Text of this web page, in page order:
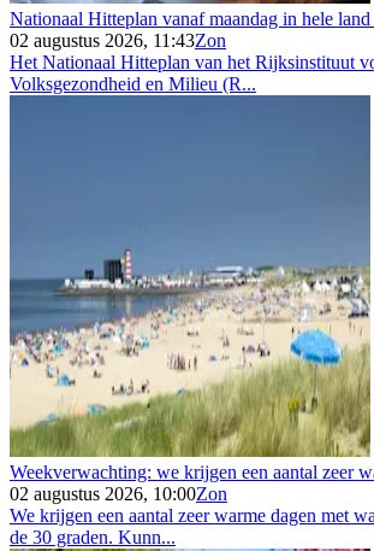
Nationaal Hitteplan vanaf maandag in hele
02 augustus 2026, 11:43Zon
Het Nationaal Hitteplan van het Rijksinstituut
Volksgezondheid en Milieu (R...
Weekverwachting: we krijgen een aantal zeer
02 augustus 2026, 10:00Zon
We krijgen een aantal zeer warme dagen met
de 30 graden. Kunn...